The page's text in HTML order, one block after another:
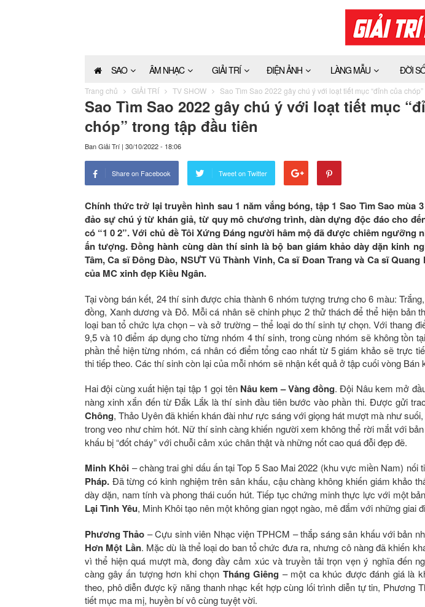
SAO ÂM NHẠC GIẢI TRÍ ĐIỆN ẢNH LÀNG MẪU ĐỜI
Trang chủ GIẢI TRÍ TV SHOW Sao Tìm Sao 2022 gây chú ý với loạt tiết mục “đỉnh của
Sao Tìm Sao 2022 gây chú ý với loạt tiết mục
chóp” trong tập đầu tiên
Ban Giải Trí | 30/10/2022 - 18:06
Share on Facebook Tweet on Twitter
Chính thức trở lại truyền hình sau 1 năm vắng bóng, tập 1 Sao Tìm Sao mùa
đảo sự chú ý từ khán giả, từ quy mô chương trình, dàn dựng độc đáo cho
có “1 0 2”. Với chủ đề Tôi Xứng Đáng người hâm mộ đã được chiêm ngưỡng
ấn tượng. Đồng hành cùng dàn thí sinh là bộ ban giám khảo dày dặn kinh
Tâm, Ca sĩ Đông Đào, NSƯT Vũ Thành Vinh, Ca sĩ Đoan Trang và Ca sĩ
của MC xinh đẹp Kiều Ngân.
Tại vòng bán kết, 24 thí sinh được chia thành 6 nhóm tượng trưng cho 6 màu:
đồng, Xanh dương và Đỏ. Mỗi cá nhân sẽ chinh phục 2 thử thách để thể hiện bản
loại ban tổ chức lựa chọn – và sở trường – thể loại do thí sinh tự chọn. Với thang
9,5 và 10 điểm áp dụng cho từng nhóm 4 thí sinh, trong cùng nhóm sẽ không tồn
phần thể hiện từng nhóm, cá nhân có điểm tổng cao nhất từ 5 giám khảo sẽ trực
thi tiếp theo. Các thí sinh còn lại của mỗi nhóm sẽ nhận kết quả ở tập cuối vòng Bán
Hai đội cùng xuất hiện tại tập 1 gọi tên Nâu kem – Vàng đồng. Đội Nâu kem mở
nàng xinh xắn đến từ Đắk Lắk là thí sinh đầu tiên bước vào phần thi. Được gửi
Chông, Thảo Uyên đã khiến khán đài như rực sáng với giọng hát mượt mà như
trong veo như chim hót. Nữ thí sinh càng khiến người xem không thể rời mắt với
khấu bị “đốt cháy” với chuỗi cảm xúc chân thật và những nốt cao quá đỗi đẹp đẽ.
Minh Khôi – chàng trai ghi dấu ấn tại Top 5 Sao Mai 2022 (khu vực miền Nam) nối
Pháp. Đã từng có kinh nghiệm trên sân khấu, cậu chàng không khiến giám khảo
dày dặn, nam tính và phong thái cuốn hút. Tiếp tục chứng minh thực lực với một
Lại Tình Yêu, Minh Khôi tạo nên một không gian ngọt ngào, mê đắm với những giai
Phương Thảo – Cựu sinh viên Nhạc viện TPHCM – thắp sáng sân khấu với bản
Hơn Một Lần. Mặc dù là thể loại do ban tổ chức đưa ra, nhưng cô nàng đã khiến
vì thể hiện quá mượt mà, đong đầy cảm xúc và truyền tải trọn vẹn ý nghĩa đến
càng gây ấn tượng hơn khi chọn Tháng Giêng – một ca khúc được đánh giá là
theo, phô diễn được kỹ năng thanh nhạc kết hợp cùng lối trình diễn tự tin, Phương
tiết mục ma mị, huyền bí vô cùng tuyệt vời.